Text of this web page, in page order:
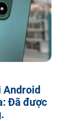
Android
Đã được